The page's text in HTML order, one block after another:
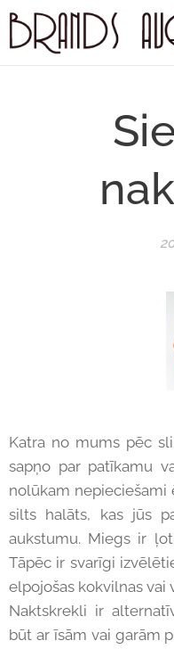
Katra no mums pēc
sapņo par patīkamu
nolūkam nepieciešami
silts halāts, kas jūs
aukstumu. Miegs ir
Tāpēc ir svarīgi
elpojošas kokvilnas vai
Naktskrekli ir
būt ar īsām vai garām